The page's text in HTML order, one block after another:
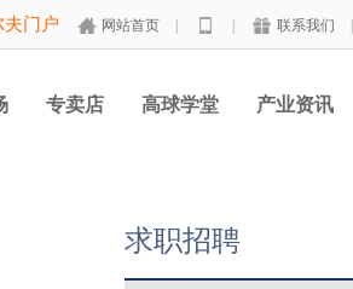
夫门户 网站首页 联系我们
专卖店 高球学堂 产业资讯
求职招聘